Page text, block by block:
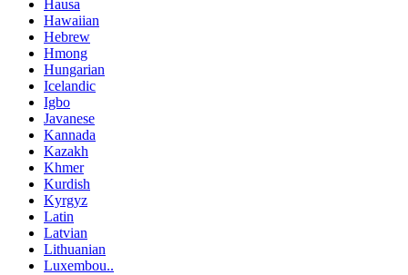
Hausa
Hawaiian
Hebrew
Hmong
Hungarian
Icelandic
Igbo
Javanese
Kannada
Kazakh
Khmer
Kurdish
Kyrgyz
Latin
Latvian
Lithuanian
Luxembou..